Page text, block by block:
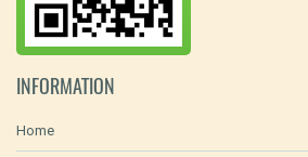
INFORMATION
Home